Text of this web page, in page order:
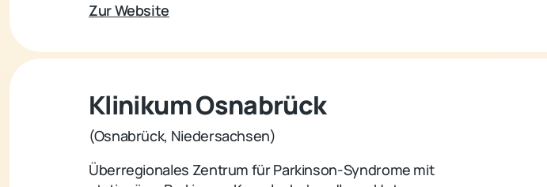
Zur Website
Klinikum Osnabrück
(Osnabrück, Niedersachsen)
Überregionales Zentrum für Parkinson-Syndrome mit